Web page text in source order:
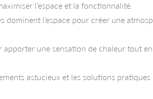
l’espace et la fonctionnalité.
dominent l’espace pour créer une
une sensation de chaleur tout
astucieux et les solutions